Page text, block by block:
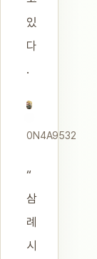
있
다
.
0N4A9532
“
삼
례
시